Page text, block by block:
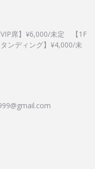
席】¥6,000/未定 【1F
ンディング】¥4,000/未